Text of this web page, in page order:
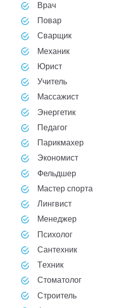
Врач
Повар
Сварщик
Механик
Юрист
Учитель
Массажист
Энергетик
Педагог
Парикмахер
Экономист
Фельдшер
Мастер спорта
Лингвист
Менеджер
Психолог
Сантехник
Техник
Стоматолог
Строитель